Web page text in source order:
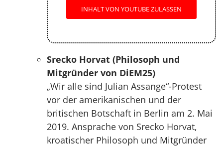
INHALT VON YOUTUBE ZULASSEN
Srecko Horvat (Philosoph und
Mitgründer von DiEM25)
„Wir alle sind Julian Assange“-Protest
vor der amerikanischen und der
britischen Botschaft in Berlin am 2. Mai
2019. Ansprache von Srecko Horvat,
kroatischer Philosoph und Mitgründer